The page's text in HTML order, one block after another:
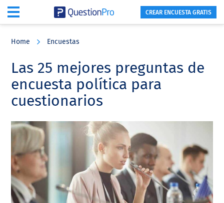
content
sidebar
CREAR ENCUESTA GRATIS
Home Encuestas
Las 25 mejores preguntas de
encuesta política para
cuestionarios